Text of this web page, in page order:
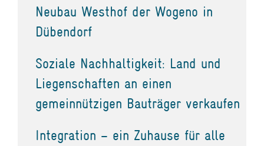
Neubau Westhof der Wogeno in
Dübendorf
Soziale Nachhaltigkeit: Land und
Liegenschaften an einen
gemeinnützigen Bauträger verkaufen
Integration – ein Zuhause für alle